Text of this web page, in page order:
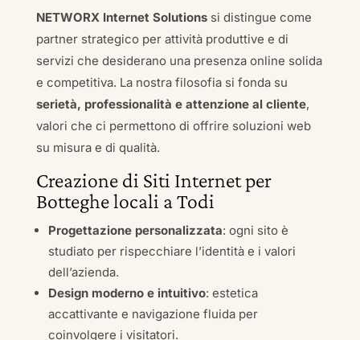
NETWORX Internet Solutionssi distingue come
partner strategico per attività produttive e di
servizi che desiderano una presenza online solida
e competitiva. La nostra filosofia si fonda su
serietà, professionalità e attenzione al cliente,
valori che ci permettono di offrire soluzioni web
su misura e di qualità.
Creazione di Siti Internet per
Botteghe locali a Todi
Progettazione personalizzata: ogni sito è
studiato per rispecchiare l’identità e i valori
dell’azienda.
Design moderno e intuitivo: estetica
accattivante e navigazione fluida per
coinvolgere i visitatori.